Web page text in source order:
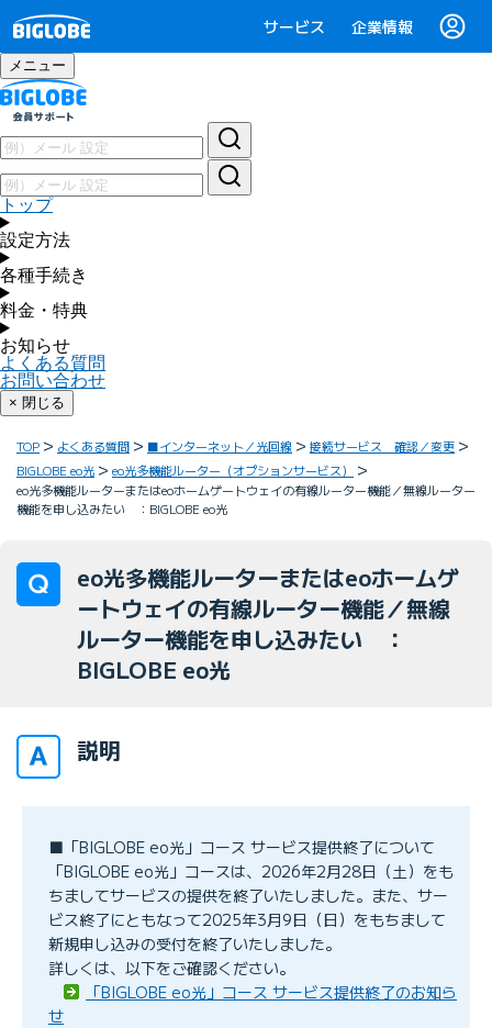
サービス 企業情報
メニュー
トップ
設定方法
各種手続き
料金・特典
お知らせ
よくある質問
お問い合わせ
× 閉じる
TOP よくある質問 ■インターネット／光回線
接続サービス 確認／変更
BIGLOBE eo光
eo光多機能ルーター（オプションサービス）
eo光多機能ルーターまたはeoホームゲートウェイの有線ルーター機能／無線ルーター
機能を申し込みたい ：BIGLOBE eo光
eo光多機能ルーターまたはeoホームゲ
ートウェイの有線ルーター機能／無線
ルーター機能を申し込みたい ：
BIGLOBE eo光
説明
■「BIGLOBE eo光」コース サービス提供終了について
「BIGLOBE eo光」コースは、2026年2月28日（土）をも
ちましてサービスの提供を終了いたしました。また、サー
ビス終了にともなって2025年3月9日（日）をもちまして
新規申し込みの受付を終了いたしました。
詳しくは、以下をご確認ください。
「BIGLOBE eo光」コース サービス提供終了のお知ら
せ